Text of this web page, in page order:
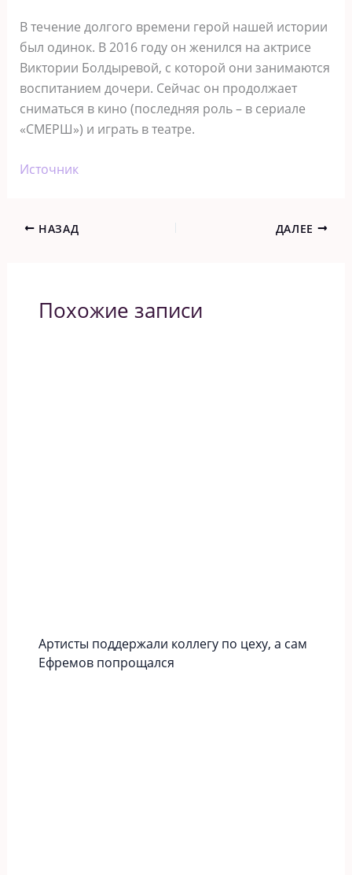
В течение долгого времени герой нашей истории
был одинок. В 2016 году он женился на актрисе
Виктории Болдыревой, с которой они занимаются
воспитанием дочери. Сейчас он продолжает
сниматься в кино (последняя роль – в сериале
«СМЕРШ») и играть в театре.
Источник
НАЗАД ДАЛЕЕ
Похожие записи
Артисты поддержали коллегу по цеху, а сам
Ефремов попрощался